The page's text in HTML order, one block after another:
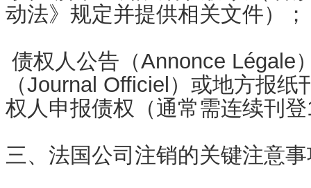
动法》规定并提供相关文件）
债权人公告（Annonce Légale
（Journal Officiel）或地方报
权人申报债权（通常需连续刊
三、法国公司注销的关键注意